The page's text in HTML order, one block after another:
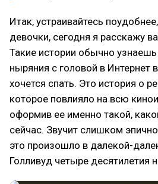
Итак, устраивайтесь
девочки, сегодня я расскажу
Такие истории обычно узнаешь
ныряния с головой в Интернет
хочется спать. Это история о
которое повлияло на всю
оформив ее именно такой,
сейчас. Звучит слишком
это произошло в далекой-
Голливуд четыре десятилетия